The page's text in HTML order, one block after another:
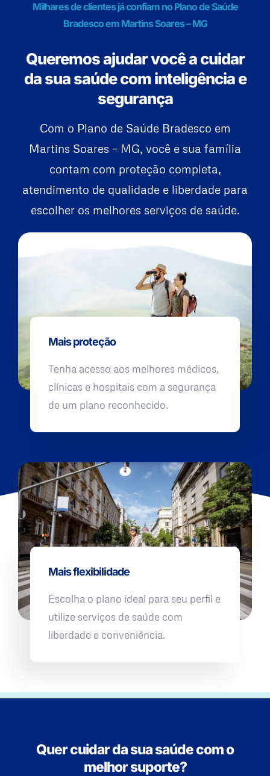
Milhares de clientes já confiam no Plano de Saúde
Bradesco em Martins Soares – MG
Queremos ajudar você a cuidar
da sua saúde com inteligência e
segurança
Com o Plano de Saúde Bradesco em
Martins Soares – MG, você e sua família
contam com proteção completa,
atendimento de qualidade e liberdade para
escolher os melhores serviços de saúde.
Mais proteção
Tenha acesso aos melhores médicos,
clínicas e hospitais com a segurança
de um plano reconhecido.
Mais flexibilidade
Escolha o plano ideal para seu perfil e
utilize serviços de saúde com
liberdade e conveniência.
Quer cuidar da sua saúde com o
melhor suporte?